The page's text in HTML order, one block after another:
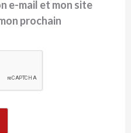
e-mail et mon site
prochain